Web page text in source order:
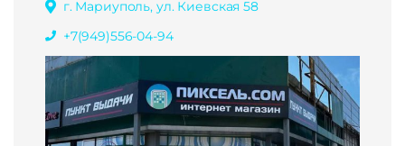
г. Мариуполь, ул. Киевская 58
+7(949)556-04-94